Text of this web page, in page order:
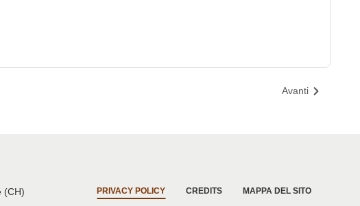
Avanti
(CH)
PRIVACY POLICY CREDITS MAPPA DEL SITO